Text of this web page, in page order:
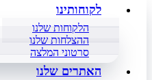
לקוחותינו
הלקוחות שלנו
ההצלחות שלנו
סרטוני המלצה
האתרים שלנו